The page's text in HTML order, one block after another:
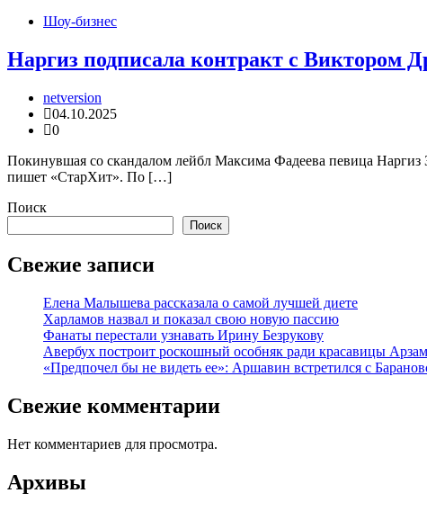
Шоу-бизнес
Наргиз подписала контракт с Виктором
netversion
04.10.2025
0
Покинувшая со скандалом лейбл Максима Фадеева певица Наргиз
пишет «СтарХит». По […]
Поиск
Поиск
Свежие записи
Елена Малышева рассказала о самой лучшей диете
Харламов назвал и показал свою новую пассию
Фанаты перестали узнавать Ирину Безрукову
Авербух построит роскошный особняк ради красавицы
«Предпочел бы не видеть ее»: Аршавин встретился с
Свежие комментарии
Нет комментариев для просмотра.
Архивы